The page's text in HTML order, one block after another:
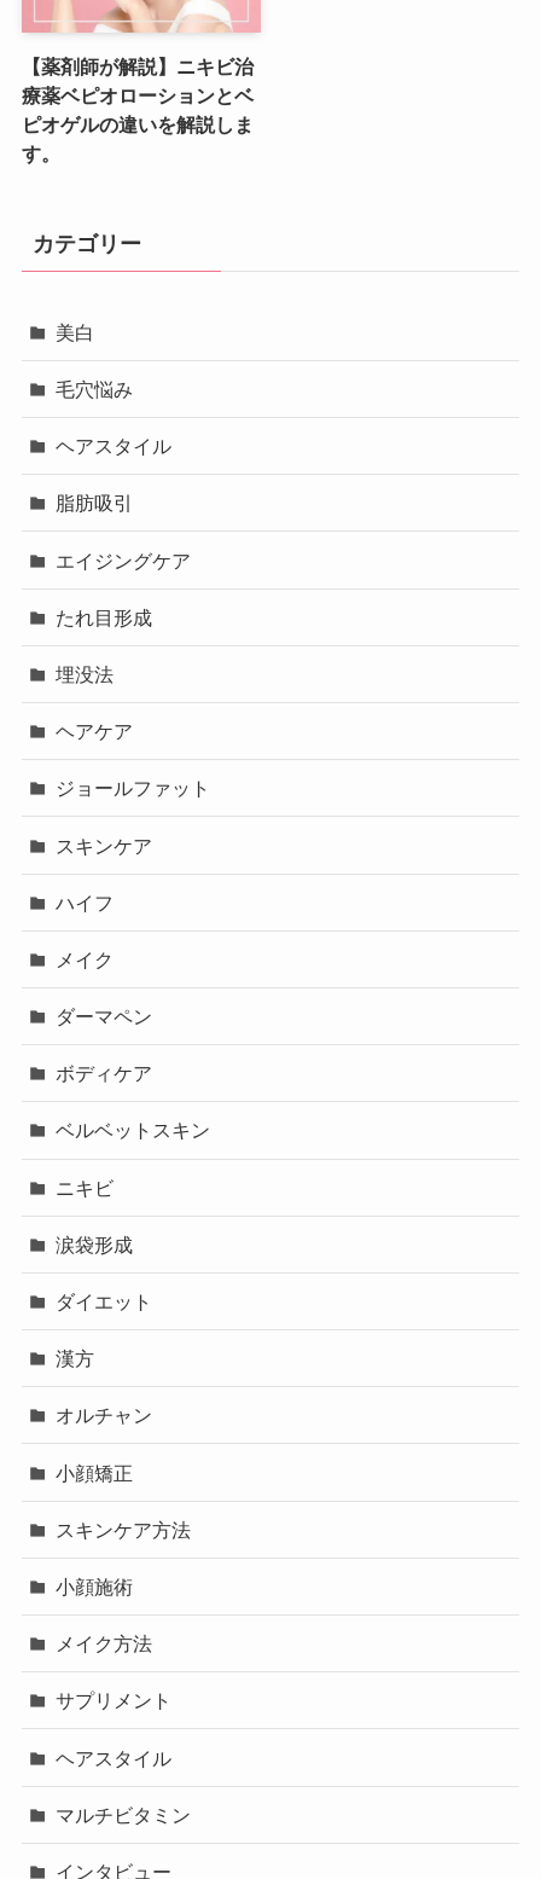
【薬剤師が解説】ニキビ治
療薬ベピオローションとベ
ピオゲルの違いを解説しま
す。
カテゴリー
美白
毛穴悩み
ヘアスタイル
脂肪吸引
エイジングケア
たれ目形成
埋没法
ヘアケア
ジョールファット
スキンケア
ハイフ
メイク
ダーマペン
ボディケア
ベルベットスキン
ニキビ
涙袋形成
ダイエット
漢方
オルチャン
小顔矯正
スキンケア方法
小顔施術
メイク方法
サプリメント
ヘアスタイル
マルチビタミン
インタビュー